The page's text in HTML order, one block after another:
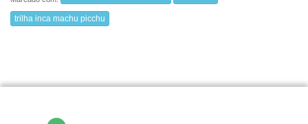
trilha inca machu picchu